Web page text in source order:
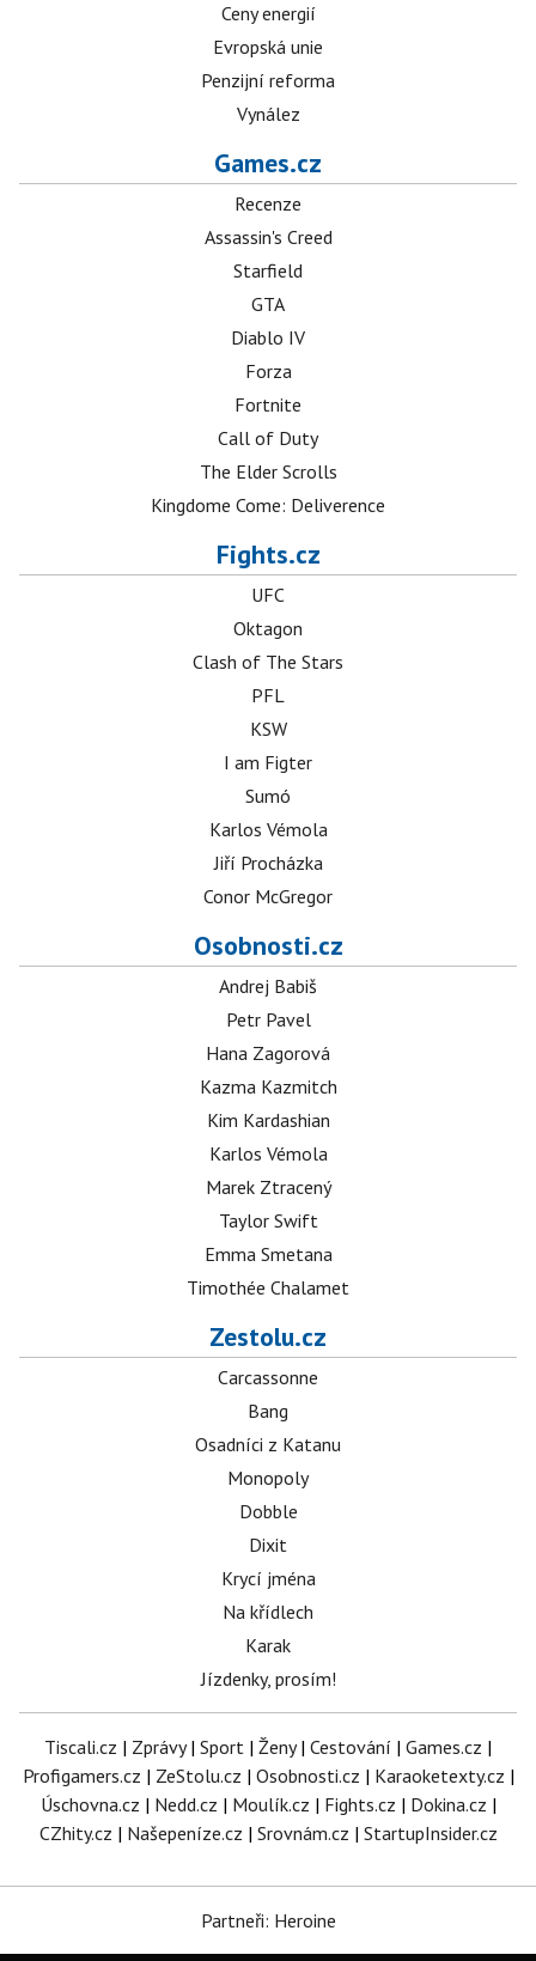
Ceny energií
Evropská unie
Penzijní reforma
Vynález
Games.cz
Recenze
Assassin's Creed
Starfield
GTA
Diablo IV
Forza
Fortnite
Call of Duty
The Elder Scrolls
Kingdome Come: Deliverence
Fights.cz
UFC
Oktagon
Clash of The Stars
PFL
KSW
I am Figter
Sumó
Karlos Vémola
Jiří Procházka
Conor McGregor
Osobnosti.cz
Andrej Babiš
Petr Pavel
Hana Zagorová
Kazma Kazmitch
Kim Kardashian
Karlos Vémola
Marek Ztracený
Taylor Swift
Emma Smetana
Timothée Chalamet
Zestolu.cz
Carcassonne
Bang
Osadníci z Katanu
Monopoly
Dobble
Dixit
Krycí jména
Na křídlech
Karak
Jízdenky, prosím!
Tiscali.cz | Zprávy| Sport | Ženy| Cestování | Games.cz |
Profigamers.cz | ZeStolu.cz | Osobnosti.cz | Karaoketexty.cz |
Úschovna.cz | Nedd.cz | Moulík.cz | Fights.cz | Dokina.cz |
CZhity.cz | Našepeníze.cz | Srovnám.cz | StartupInsider.cz
Partneři: Heroine